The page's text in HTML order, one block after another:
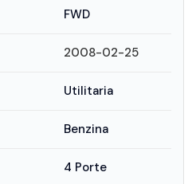
FWD
2008-02-25
Utilitaria
Benzina
4 Porte